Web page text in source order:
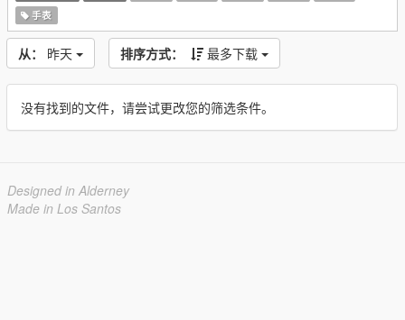
手表
从： 昨天 排序方式： 最多下载
没有找到的文件，请尝试更改您的筛选条件。
Designed in Alderney
Made in Los Santos